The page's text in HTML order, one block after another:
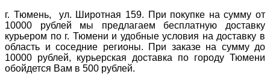
г. Тюмень, ул. Широтная 159. При покупке на сумму от
10000 рублей мы предлагаем бесплатную доставку
курьером по г. Тюмени и удобные условия на доставку в
область и соседние регионы. При заказе на сумму до
10000 рублей, курьерская доставка по городу Тюмени
обойдется Вам в 500 рублей.